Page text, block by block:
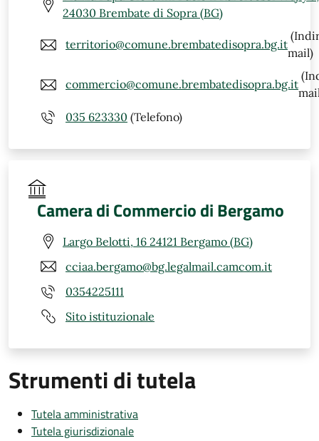
24030 Brembate di Sopra (BG)
territorio@comune.brembatedisopra.bg.it
mail)
commercio@comune.brembatedisopra.bg.it
035 623330 (Telefono)
Camera di Commercio di Bergamo
Largo Belotti, 16 24121 Bergamo (BG)
cciaa.bergamo@bg.legalmail.camcom.it
0354225111
Sito istituzionale
Strumenti di tutela
Tutela amministrativa
Tutela giurisdizionale